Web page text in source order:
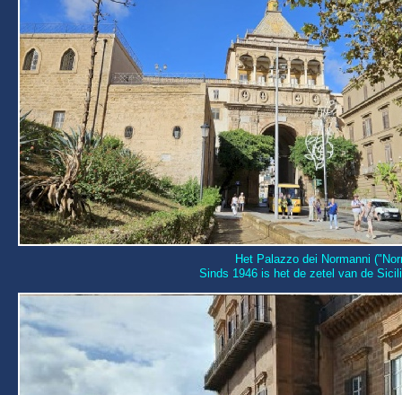
Het Palazzo dei Normanni
Sinds 1946 is het de zetel van de